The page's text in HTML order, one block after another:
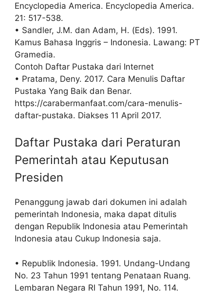
Encyclopedia America. Encyclopedia America.
21: 517-538.
• Sandler, J.M. dan Adam, H. (Eds). 1991.
Kamus Bahasa Inggris – Indonesia. Lawang: PT
Gramedia.
Contoh Daftar Pustaka dari Internet
• Pratama, Deny. 2017. Cara Menulis Daftar
Pustaka Yang Baik dan Benar.
https://carabermanfaat.com/cara-menulis-
daftar-pustaka. Diakses 11 April 2017.
Daftar Pustaka dari Peraturan
Pemerintah atau Keputusan
Presiden
Penanggung jawab dari dokumen ini adalah
pemerintah Indonesia, maka dapat ditulis
dengan Republik Indonesia atau Pemerintah
Indonesia atau Cukup Indonesia saja.
• Republik Indonesia. 1991. Undang-Undang
No. 23 Tahun 1991 tentang Penataan Ruang.
Lembaran Negara RI Tahun 1991, No. 114.